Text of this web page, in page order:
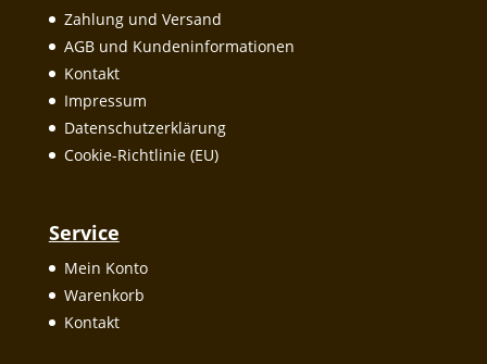
Zahlung und Versand
AGB und Kundeninformationen
Kontakt
Impressum
Datenschutzerklärung
Cookie-Richtlinie (EU)
Service
Mein Konto
Warenkorb
Kontakt